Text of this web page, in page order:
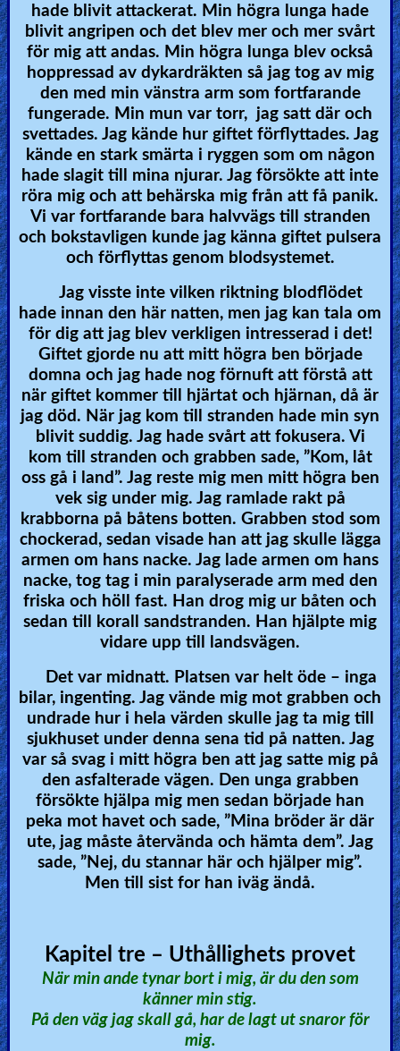
hade blivit attackerat. Min högra lunga hade
blivit angripen och det blev mer och mer svårt
för mig att andas. Min högra lunga blev också
hoppressad av dykardräkten så jag tog av mig
den med min vänstra arm som fortfarande
fungerade. Min mun var torr, jag satt där och
svettades. Jag kände hur giftet förflyttades. Jag
kände en stark smärta i ryggen som om någon
hade slagit till mina njurar. Jag försökte att inte
röra mig och att behärska mig från att få panik.
Vi var fortfarande bara halvvägs till stranden
och bokstavligen kunde jag känna giftet pulsera
och förflyttas genom blodsystemet.
Jag visste inte vilken riktning blodflödet
hade innan den här natten, men jag kan tala om
för dig att jag blev verkligen intresserad i det!
Giftet gjorde nu att mitt högra ben började
domna och jag hade nog förnuft att förstå att
när giftet kommer till hjärtat och hjärnan, då är
jag död. När jag kom till stranden hade min syn
blivit suddig. Jag hade svårt att fokusera. Vi
kom till stranden och grabben sade, ”Kom, låt
oss gå i land”. Jag reste mig men mitt högra ben
vek sig under mig. Jag ramlade rakt på
krabborna på båtens botten. Grabben stod som
chockerad, sedan visade han att jag skulle lägga
armen om hans nacke. Jag lade armen om hans
nacke, tog tag i min paralyserade arm med den
friska och höll fast. Han drog mig ur båten och
sedan till korall sandstranden. Han hjälpte mig
vidare upp till landsvägen.
Det var midnatt. Platsen var helt öde – inga
bilar, ingenting. Jag vände mig mot grabben och
undrade hur i hela värden skulle jag ta mig till
sjukhuset under denna sena tid på natten. Jag
var så svag i mitt högra ben att jag satte mig på
den asfalterade vägen. Den unga grabben
försökte hjälpa mig men sedan började han
peka mot havet och sade, ”Mina bröder är där
ute, jag måste återvända och hämta dem”. Jag
sade, ”Nej, du stannar här och hjälper mig”.
Men till sist for han iväg ändå.
Kapitel tre – Uthållighets provet
När min ande tynar bort i mig, är du den som
känner min stig.
På den väg jag skall gå, har de lagt ut snaror för
mig.